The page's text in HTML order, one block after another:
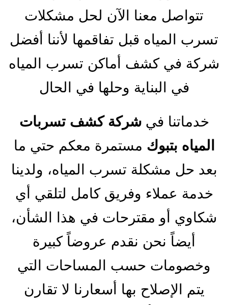
تتواصل معنا الآن لحل مشكلات
تسرب المياه قبل تفاقمها لأننا أفضل
شركة في كشف أماكن تسرب المياه
في البناية وحلها في الحال
خدماتنا فيشركة كشف تسربات
المياه بتبوك مستمرة معكم حتي ما
بعد حل مشكلة تسرب المياه، ولدينا
خدمة عملاء وفريق كامل لتلقي أي
شكاوي أو مقترحات في هذا الشأن،
أيضاً نحن نقدم عروضاً كبيرة
وخصومات حسب المساحات التي
يتم الإصلاح بها أسعارنا لا تقارن